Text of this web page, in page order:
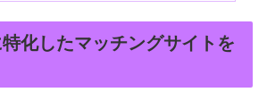
化したマッチングサイトを